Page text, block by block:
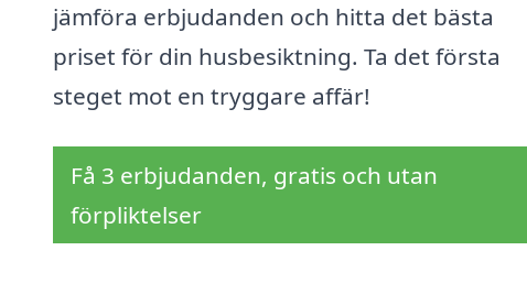
jämföra erbjudanden och hitta det bästa
priset för din husbesiktning. Ta det första
steget mot en tryggare affär!
Få 3 erbjudanden, gratis och utan
förpliktelser